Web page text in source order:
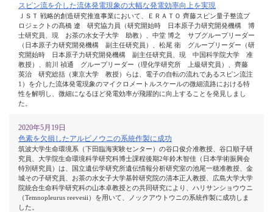
スピン流を介した流体発電現象の大幅な発電効率向上を実現
ＪＳＴ 戦略的創造研究推進事業において、ＥＲＡＴＯ 齊藤スピン量子整流プ
ロジェクトの髙橋 遼 研究協力員（研究開始時 日本原子力研究開発機構 博
士研究員、現 お茶の水女子大学 助教）、中堂 博之 サブグループリーダー
（日本原子力研究開発機構 副主任研究員）、松尾 衛 グループリーダー（研
究開始時 日本原子力研究開発機構 副主任研究員、現 中国科学院大学 准
教授）、前川 禎通 グループリーダー（理化学研究所 上級研究員）、齊藤
英治 研究総括（東京大学 教授）らは、電子の自転の流れであるスピン流注
1）を介した流体発電現象のマイクロメートルスケールの微細流路における特
性を解明し、微細になるほど発電効率が飛躍的に向上することを発見しまし
た。
2020年5月19日
色素を欠損したアルビノウニの系統作製に成功
筑波大学生命環境系（下田臨海実験センター）の谷口俊介准教授、谷口順子研
究員、大学院生命環境科学研究科博士課程後期2年鈴木智佳（日本学術振興会
特別研究員）は、国立遺伝学研究所遺伝情報分析研究室の池尾一穂准教授、金
城その子研究員、お茶の水女子大学基幹研究院の清本正人教授、広島大学大学
院統合生命科学研究科の山本卓教授との共同研究により、ハリサンショウウニ
（Temnopleurus reevesii）を用いて、ノックアウトウニの系統作製に成功しま
した。